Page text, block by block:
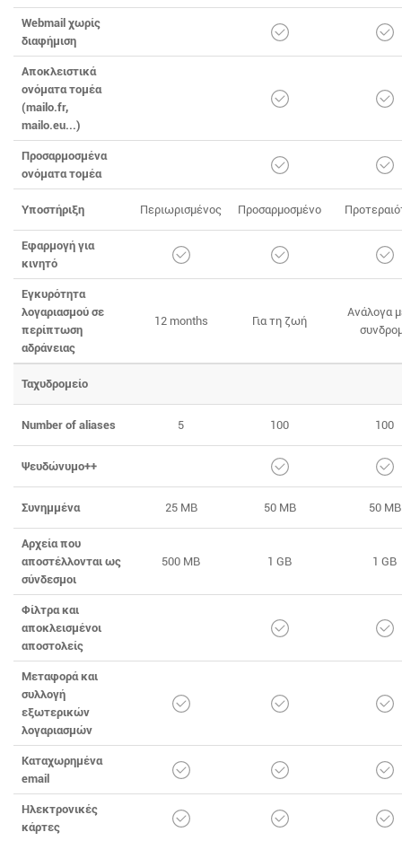
Webmail χωρίς
διαφήμιση
Αποκλειστικά
ονόματα τομέα
(mailo.fr,
mailo.eu...)
Προσαρμοσμένα
ονόματα τομέα
Υποστήριξη Περιωρισμένος Προσαρμοσμένο
Εφαρμογή για
κινητό
Εγκυρότητα
λογαριασμού σε
περίπτωση
αδράνειας
12 months Για τη ζωή
Ανάλογα
Ταχυδρομείο
Number of aliases 5 100 100
Ψευδώνυμο++
Συνημμένα 25 MB 50 MB 50 MB
Αρχεία που
αποστέλλονται ως
σύνδεσμοι
500 MB 1 GB 1 GB
Φίλτρα και
αποκλεισμένοι
αποστολείς
Μεταφορά και
συλλογή
εξωτερικών
λογαριασμών
Καταχωρημένα
email
Ηλεκτρονικές
κάρτες